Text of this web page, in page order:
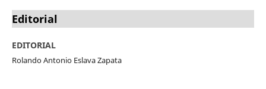
Editorial
EDITORIAL
Rolando Antonio Eslava Zapata